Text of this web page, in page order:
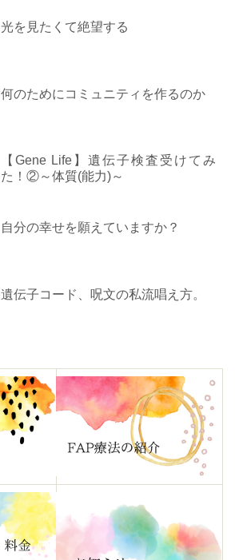
光を見たくて絶望する
何のためにコミュニティを作るのか
【Gene Life】遺伝子検査受けてみ
た！②～体質(能力)～
自分の幸せを願えていますか？
遺伝子コード、呪文の私流唱え方。